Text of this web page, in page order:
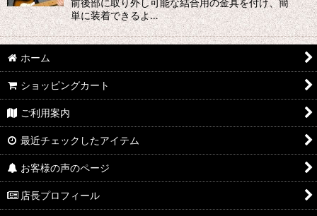
前後部に取り外し可能な結合用の金具を付け、簡
単に装着できるよ…
ホーム
ショッピングカート
ご利用案内
最近チェックしたアイテム
お客様の声のページ
店長プロフィール